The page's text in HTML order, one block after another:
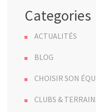
Categories
ACTUALITÉS
BLOG
CHOISIR SON
CLUBS &